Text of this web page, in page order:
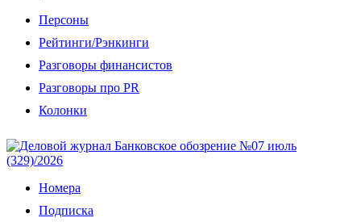
Персоны
Рейтинги/Рэнкинги
Разговоры финансистов
Разговоры про PR
Колонки
Номера
Подписка